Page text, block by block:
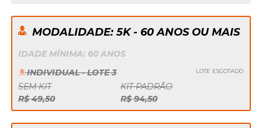
MODALIDADE: 5K - 60 ANOS OU MAIS
IDADE MÍNIMA: 60 ANOS
INDIVIDUAL - LOTE 3
LOTE ESGOTADO
SEM KIT
KIT PADRÃO
R$ 49,50
R$ 94,50